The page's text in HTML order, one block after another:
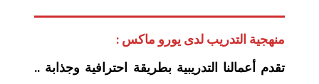
منهجية التدريب لدى يورو ماكس :
تقدم أعمالنا التدريبية بطريقة احترافية وجذابة ..